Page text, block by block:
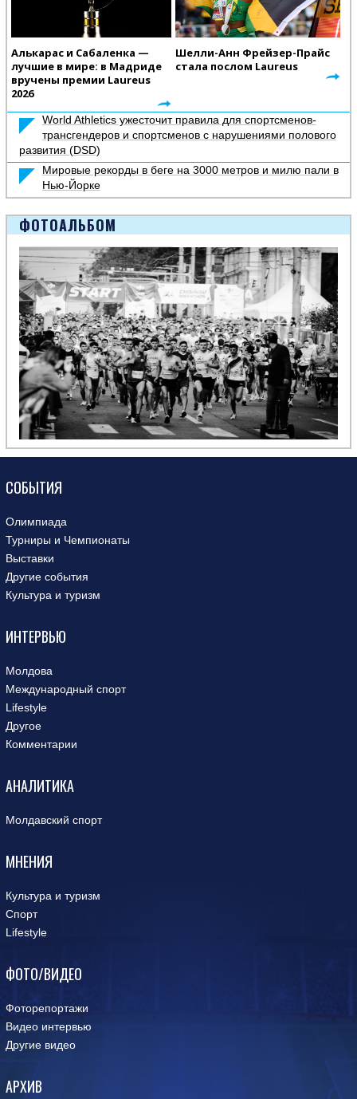
Алькарас и Сабаленка —
лучшие в мире: в Мадриде
вручены премии Laureus
2026
Шелли-Анн Фрейзер-Прайс
стала послом Laureus
World Athletics ужесточит правила для спортсменов-
трансгендеров и спортсменов с нарушениями полового
развития (DSD)
Мировые рекорды в беге на 3000 метров и милю пали в
Нью-Йорке
ФОТОАЛЬБОМ
СОБЫТИЯ
Олимпиада
Турниры и Чемпионаты
Выставки
Другие события
Культура и туризм
ИНТЕРВЬЮ
Молдова
Международный спорт
Lifestyle
Другое
Комментарии
АНАЛИТИКА
Молдавский спорт
МНЕНИЯ
Культура и туризм
Спорт
Lifestyle
ФОТО/ВИДЕО
Фоторепортажи
Видео интервью
Другие видео
АРХИВ